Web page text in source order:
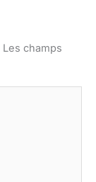
Les champs